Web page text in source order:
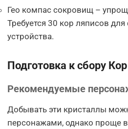
Гео компас сокровищ –
Требуется 30 кор ляписов
устройства.
Подготовка к сбору
Рекомендуемые
Добывать эти кристаллы
персонажами, однако проще